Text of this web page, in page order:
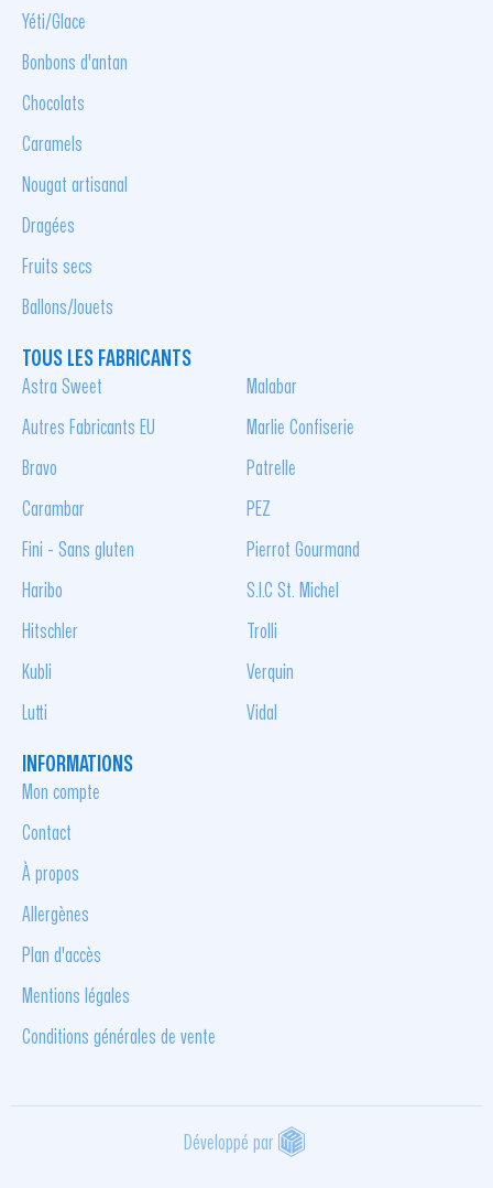
Yéti/Glace
Bonbons d'antan
Chocolats
Caramels
Nougat artisanal
Dragées
Fruits secs
Ballons/Jouets
TOUS LES FABRICANTS
Astra Sweet
Autres Fabricants EU
Bravo
Carambar
Fini - Sans gluten
Haribo
Hitschler
Kubli
Lutti
Malabar
Marlie Confiserie
Patrelle
PEZ
Pierrot Gourmand
S.I.C St. Michel
Trolli
Verquin
Vidal
INFORMATIONS
Mon compte
Contact
À propos
Allergènes
Plan d'accès
Mentions légales
Conditions générales de vente
Développé par